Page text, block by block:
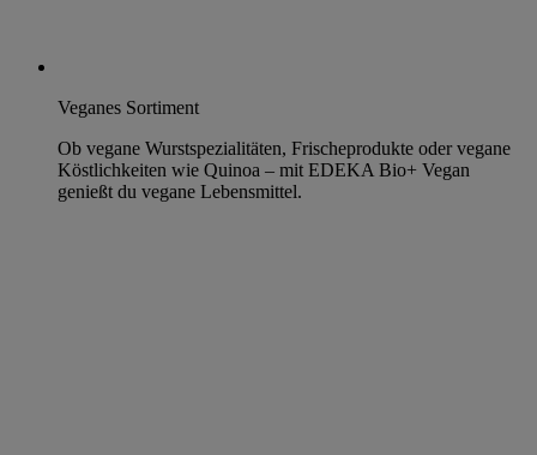
Veganes Sortiment
Ob vegane Wurstspezialitäten, Frischeprodukte oder vegane
Köstlichkeiten wie Quinoa – mit EDEKA Bio+ Vegan
genießt du vegane Lebensmittel.